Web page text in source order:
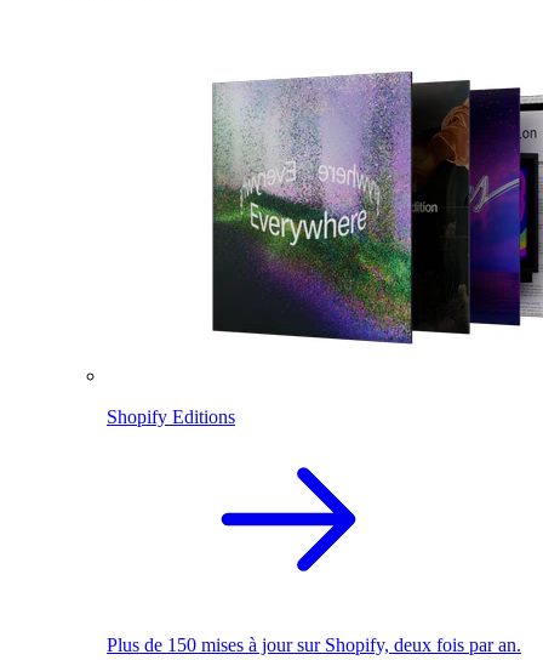
Shopify Editions
Plus de 150 mises à jour sur Shopify, deux fois par an.